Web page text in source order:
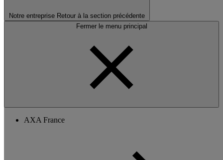
Notre entreprise Retour à la section précédente
Fermer le menu principal
AXA France